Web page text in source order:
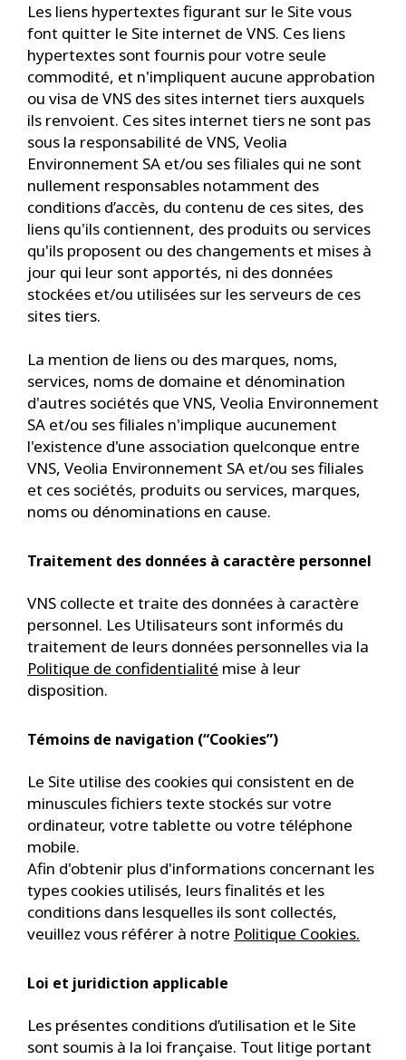
Les liens hypertextes figurant sur le Site vous
font quitter le Site internet de VNS. Ces liens
hypertextes sont fournis pour votre seule
commodité, et n'impliquent aucune approbation
ou visa de VNS des sites internet tiers auxquels
ils renvoient. Ces sites internet tiers ne sont pas
sous la responsabilité de VNS, Veolia
Environnement SA et/ou ses filiales qui ne sont
nullement responsables notamment des
conditions d’accès, du contenu de ces sites, des
liens qu'ils contiennent, des produits ou services
qu'ils proposent ou des changements et mises à
jour qui leur sont apportés, ni des données
stockées et/ou utilisées sur les serveurs de ces
sites tiers.
La mention de liens ou des marques, noms,
services, noms de domaine et dénomination
d'autres sociétés que VNS, Veolia Environnement
SA et/ou ses filiales n'implique aucunement
l'existence d'une association quelconque entre
VNS, Veolia Environnement SA et/ou ses filiales
et ces sociétés, produits ou services, marques,
noms ou dénominations en cause.
Traitement des données à caractère personnel
VNS collecte et traite des données à caractère
personnel. Les Utilisateurs sont informés du
traitement de leurs données personnelles via la
Politique de confidentialité mise à leur
disposition.
Témoins de navigation (“Cookies”)
Le Site utilise des cookies qui consistent en de
minuscules fichiers texte stockés sur votre
ordinateur, votre tablette ou votre téléphone
mobile.
Afin d'obtenir plus d'informations concernant les
types cookies utilisés, leurs finalités et les
conditions dans lesquelles ils sont collectés,
veuillez vous référer à notre Politique Cookies.
Loi et juridiction applicable
Les présentes conditions d’utilisation et le Site
sont soumis à la loi française. Tout litige portant